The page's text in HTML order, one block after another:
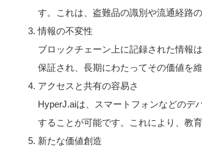
す。これは、盗難品の識別や流通経路
情報の不変性
ブロックチェーン上に記録された情報
保証され、長期にわたってその価値を維
アクセスと共有の容易さ
HyperJ.aiは、スマートフォンなどのデ
することが可能です。これにより、教
新たな価値創造